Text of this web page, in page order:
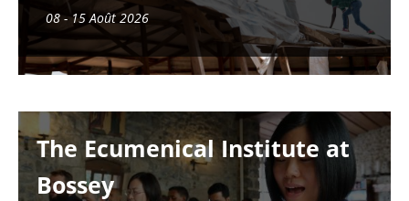
08 - 15 Août 2026
The Ecumenical Institute at
Bossey